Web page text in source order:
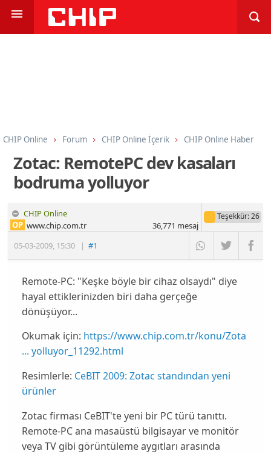
CHIP Online Forum CHIP Online İçerik CHIP Online Haber
Zotac: RemotePC dev kasaları
bodruma yolluyor
CHIP Online
05-03-2009, 15:30 |#1
OP www.chip.com.tr
Teşekkür: 26
36,771 mesaj
Remote-PC: "Keşke böyle bir cihaz olsaydı" diye
hayal ettiklerinizden biri daha gerçeğe
dönüşüyor...
Okumak için: https://www.chip.com.tr/konu/Zota
... yolluyor_11292.html
Resimlerle: CeBIT 2009: Zotac standından yeni
ürünler
Zotac firması CeBIT'te yeni bir PC türü tanıttı.
Remote-PCana masaüstü bilgisayar ve monitör
veya TV gibi görüntüleme aygıtları arasında